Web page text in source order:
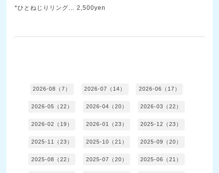
*ひとねじりリング… 2,500yen
2026-08（7） 2026-07（14） 2026-06（17）
2026-05（22） 2026-04（20） 2026-03（22）
2026-02（19） 2026-01（23） 2025-12（23）
2025-11（23） 2025-10（21） 2025-09（20）
2025-08（22） 2025-07（20） 2025-06（21）